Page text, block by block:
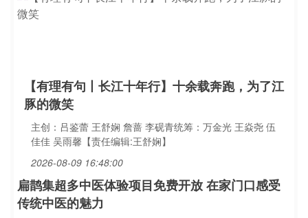
【有理有句丨长江十年行】十余载奔跑，为了江
豚的微笑
主创：吕鉴蕾 王舒娴 詹蔷 李砚青统筹：万金光 王焱尧 伍
佳佳 吴雨馨【责任编辑:王舒娴】
2026-08-09 16:48:00
扁鹊集超多中医体验项目免费开放 在家门口感受
传统中医的魅力